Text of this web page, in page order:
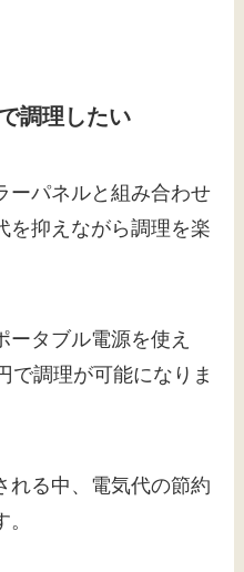
調理したい
ーパネルと組み合わせ
を抑えながら調理を楽
ータブル電源を使え
で調理が可能になりま
れる中、電気代の節約